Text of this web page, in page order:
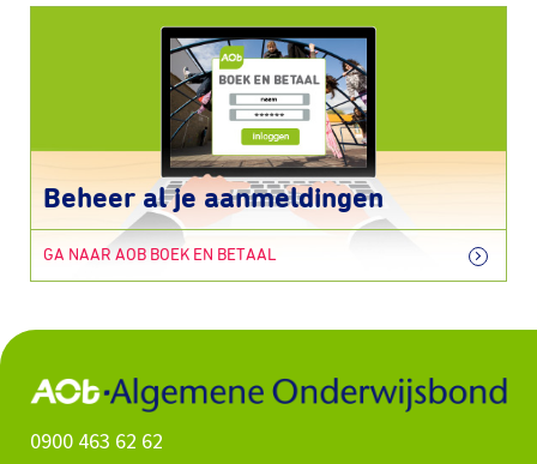
Beheer al je aanmeldingen
GA NAAR AOB BOEK EN BETAAL
0900 463 62 62